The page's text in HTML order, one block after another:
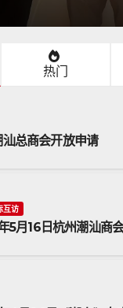
热门
汕总商会开放申请
互访
5月16日杭州潮汕商